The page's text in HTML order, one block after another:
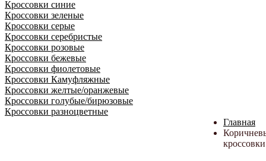
Кроссовки синие
Кроссовки зеленые
Кроссовки серые
Кроссовки серебристые
Кроссовки розовые
Кроссовки бежевые
Кроссовки фиолетовые
Кроссовки Камуфляжные
Кроссовки желтые/оранжевые
Кроссовки голубые/бирюзовые
Кроссовки разноцветные
Главная
кроссовки